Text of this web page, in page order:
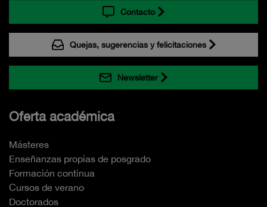
Contacto
Quejas, sugerencias y felicitaciones
Newsletter
Oferta académica
Másteres
Enseñanzas propias de posgrado
Formación continua
Cursos de verano
Doctorados